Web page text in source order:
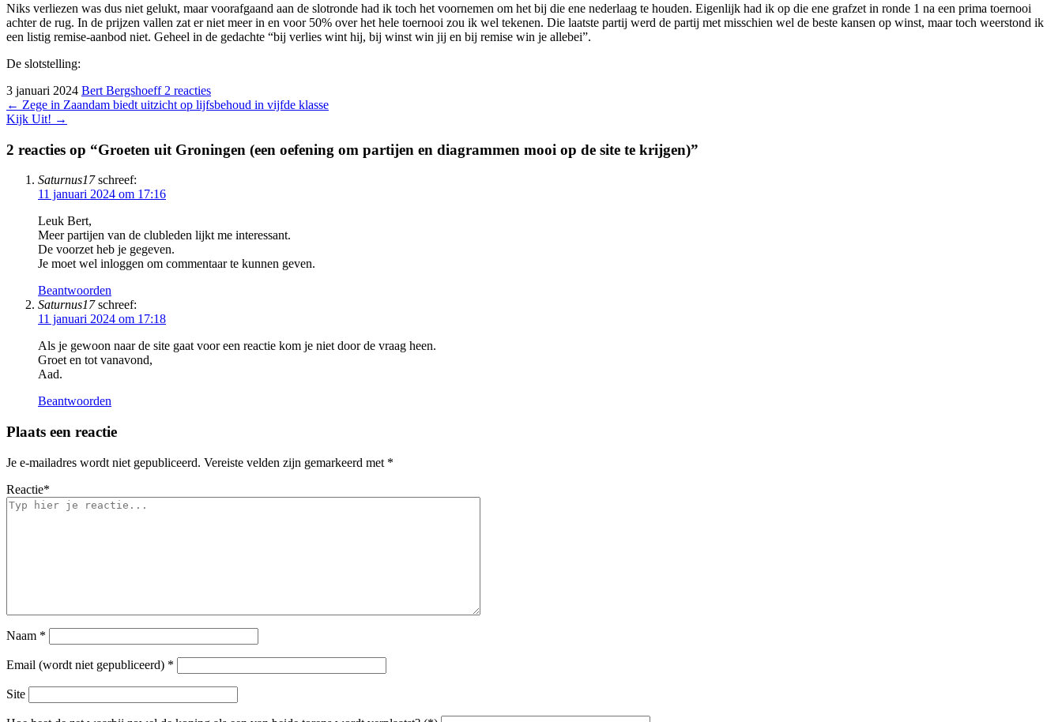
Niks verliezen was dus niet gelukt, maar voorafgaand aan de slotronde had ik toch het voornemen om het bij die ene nederlaag te houden. Eigenlijk had ik op die ene grafzet in ronde 1 na een prima toernooi
achter de rug. In de prijzen vallen zat er niet meer in en voor 50% over het hele toernooi zou ik wel tekenen. Die laatste partij werd de partij met misschien wel de beste kansen op winst, maar toch weerstond ik
een listig remise-aanbod niet. Geheel in de gedachte “bij verlies wint hij, bij winst win jij en bij remise win je allebei”.
De slotstelling:
3 januari 2024 Bert Bergshoeff 2 reacties
Bericht
navigatie
← Zege in Zaandam biedt uitzicht op lijfsbehoud in vijfde klasse
Kijk Uit! →
2 reacties op “Groeten uit Groningen (een oefening om partijen en diagrammen mooi op de site te krijgen)”
Saturnus17 schreef:
11 januari 2024 om 17:16
Leuk Bert,
Meer partijen van de clubleden lijkt me interessant.
De voorzet heb je gegeven.
Je moet wel inloggen om commentaar te kunnen geven.
Beantwoorden
Saturnus17 schreef:
11 januari 2024 om 17:18
Als je gewoon naar de site gaat voor een reactie kom je niet door de vraag heen.
Groet en tot vanavond,
Aad.
Beantwoorden
Plaats een reactie
Je e-mailadres wordt niet gepubliceerd. Vereiste velden zijn gemarkeerd met *
Reactie*
Naam *
Email (wordt niet gepubliceerd) *
Site